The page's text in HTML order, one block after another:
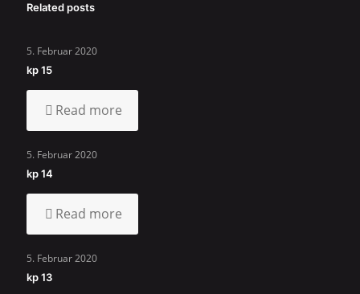
Related posts
5. Februar 2020
kp 15
Read more
5. Februar 2020
kp 14
Read more
5. Februar 2020
kp 13